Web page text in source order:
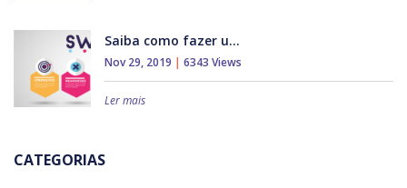
Saiba como fazer u...
Nov 29, 2019 | 6343 Views
Ler mais
CATEGORIAS